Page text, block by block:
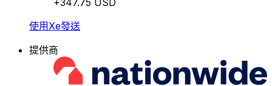
使用Xe發送
提供商